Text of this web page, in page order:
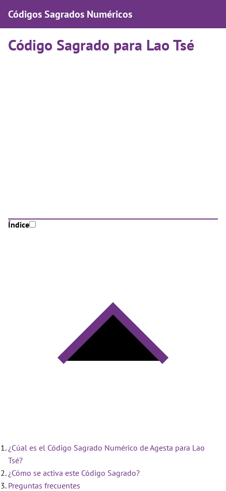
Códigos Sagrados Numéricos
Código Sagrado para Lao Tsé
Índice
¿Cúal es el Código Sagrado Numérico de Agesta para Lao
Tsé?
¿Cómo se activa este Código Sagrado?
Preguntas frecuentes